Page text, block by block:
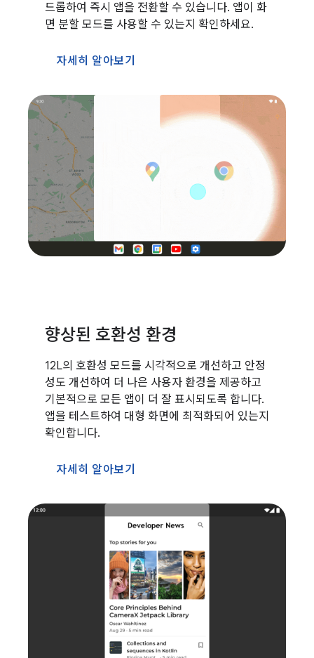
드롭하여 즉시 앱을 전환할 수 있습니다. 앱이 화
면 분할 모드를 사용할 수 있는지 확인하세요.
자세히 알아보기
향상된 호환성 환경
12L의 호환성 모드를 시각적으로 개선하고 안정
성도 개선하여 더 나은 사용자 환경을 제공하고
기본적으로 모든 앱이 더 잘 표시되도록 합니다.
앱을 테스트하여 대형 화면에 최적화되어 있는지
확인합니다.
자세히 알아보기